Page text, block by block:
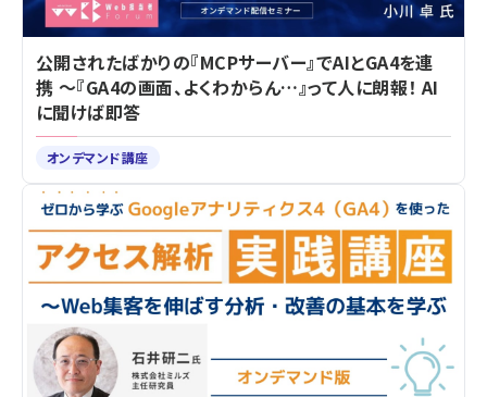
公開されたばかりの『MCPサーバー』でAIとGA4を連
携 ～『GA4の画面、よくわからん…』って人に朗報！ AI
に聞けば即答
オンデマンド講座